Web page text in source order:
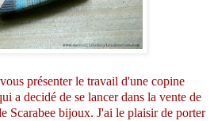
présenter le travail d'une copine
a decidé de se lancer dans la vente de
Scarabee bijoux. J'ai le plaisir de porter